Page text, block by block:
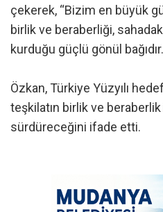
çekerek, “Bizim en büyük
birlik ve beraberliği,
kurduğu güçlü gönül
Özkan, Türkiye Yüzyılı
teşkilatın birlik ve beraberlik
sürdüreceğini ifade etti.